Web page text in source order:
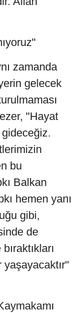
zamanda
gelecek
"Hayat
bu
Balkan
hemen yanı
gibi,
de
yaşayacaktır"